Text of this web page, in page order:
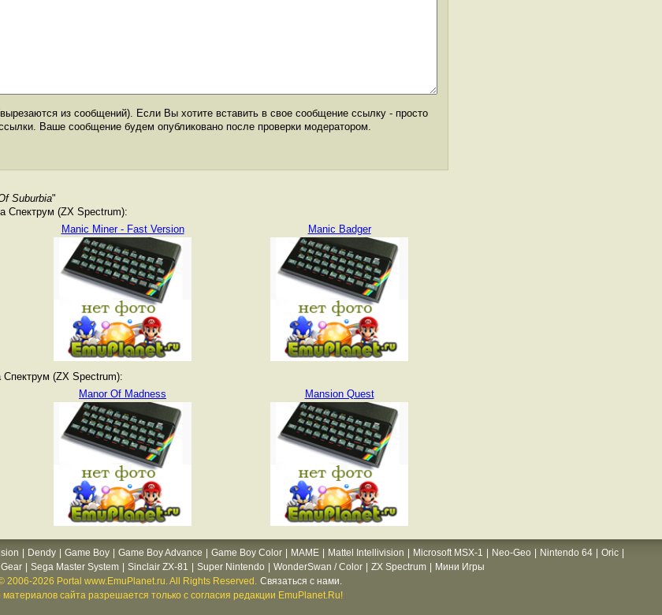
из сообщений). Если Вы хотите вставить в свое сообщение ссылку - просто
Ваше сообщение будем опубликовано после проверки модератором.
Suburbia"
Спектрум (ZX Spectrum):
Manic Miner - Fast Version Manic Badger
(ZX Spectrum):
Manor Of Madness Mansion Quest
Dendy Game Boy Game Boy Advance Game Boy Color MAME Mattel Intellivision Microsoft MSX-1 Neo-Geo Nintendo 64 Oric
Sega Master System Sinclair ZX-81 Super Nintendo WonderSwan / Color ZX Spectrum
Мини Игры
2006-2026 Portal www.EmuPlanet.ru. All Rights Reserved. Связаться с нами.
сайта разрешается только с согласия редакции EmuPlanet.Ru!